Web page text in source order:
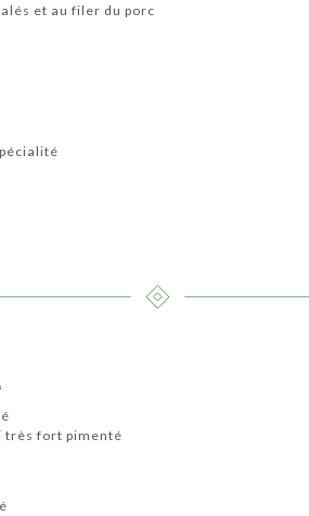
et au filer du porc
très fort pimenté